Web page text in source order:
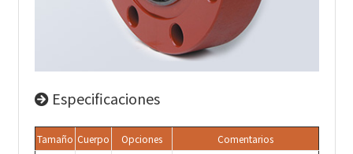
Especificaciones
Tamaño Cuerpo Opciones Comentarios